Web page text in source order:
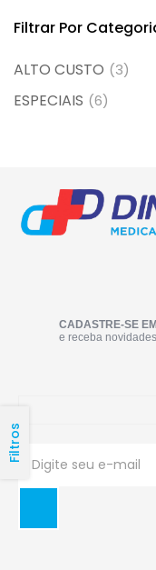
Filtrar Por
ALTO CUSTO (3)
ESPECIAIS (6)
Filtros
CADASTRE-SE
e receba